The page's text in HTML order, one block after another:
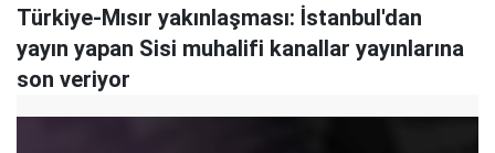
Türkiye-Mısır yakınlaşması: İstanbul'dan
yayın yapan Sisi muhalifi kanallar yayınlarına
son veriyor